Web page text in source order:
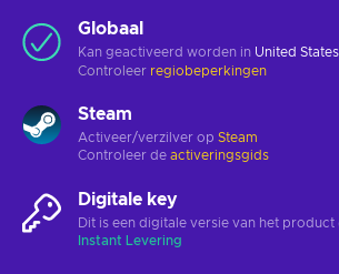
Globaal
Kan geactiveerd worden in United
Controleer regiobeperkingen
Steam
Activeer/verzilver op Steam
Controleer de activeringsgids
Digitale key
Dit is een digitale versie van het product
Instant Levering